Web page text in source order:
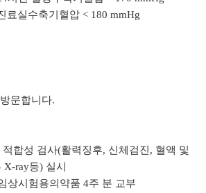
료실수축기혈압 < 180 mmHg
문합니다.
합성 검사(활력징후, 신체검진, 혈액 및
ray등) 실시
상시험용의약품 4주 분 교부